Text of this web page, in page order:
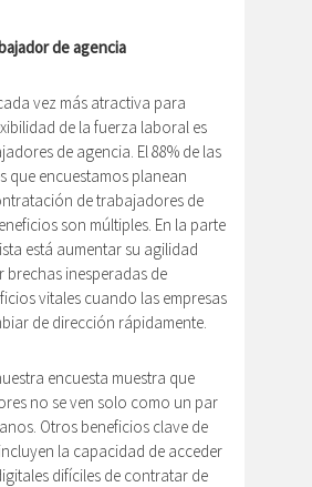
de agencia
vez más atractiva para
de la fuerza laboral es
de agencia. El 88% de las
que encuestamos planean
de trabajadores de
son múltiples. En la parte
está aumentar su agilidad
brechas inesperadas de
vitales cuando las empresas
de dirección rápidamente.
encuesta muestra que
no se ven solo como un par
Otros beneficios clave de
la capacidad de acceder
difíciles de contratar de